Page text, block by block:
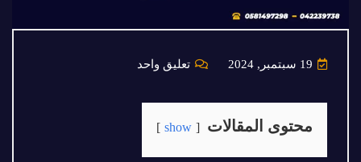
تعليق واحد
محتوى المقالات show